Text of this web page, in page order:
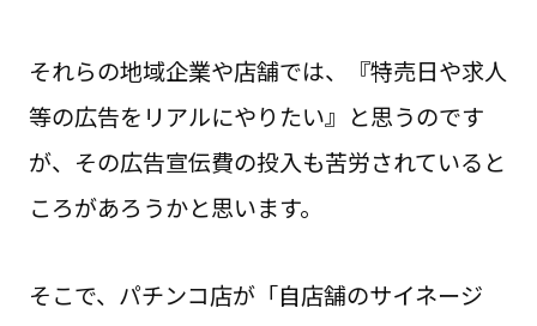
それらの地域企業や店舗では、『特売日や求人
等の広告をリアルにやりたい』と思うのです
が、その広告宣伝費の投入も苦労されていると
ころがあろうかと思います。
そこで、パチンコ店が「自店舗のサイネージ